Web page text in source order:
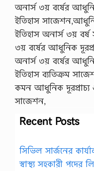
অনার্স ৩য় বর্ষের
ইতিহাস
ইতিহাস অনার্স ৩য়
৩য় বর্ষের আধুনিক
অনার্স ৩য় বর্ষের
ইতিহাস ব্যতিক্রম
কমন আধুনিক দূরপ্রাচ্য
সাজেশন,
Recent Posts
সিভিল সার্জনের
স্বাস্থ্য সহকারী পদের